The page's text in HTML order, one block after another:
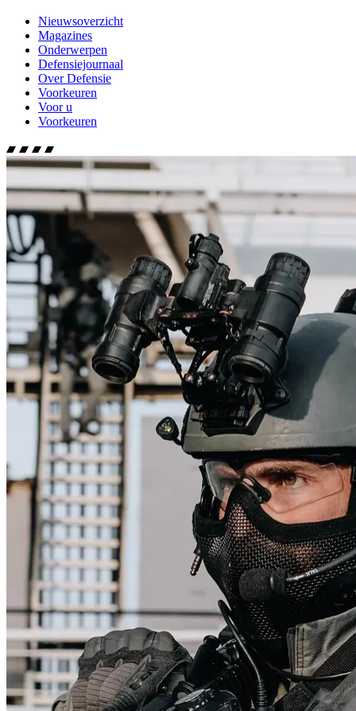
Nieuwsoverzicht
Magazines
Onderwerpen
Defensiejournaal
Over Defensie
Voorkeuren
Voor u
Voorkeuren